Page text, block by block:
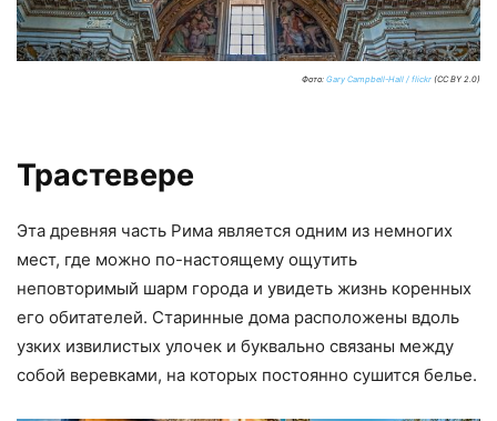
Фото: Gary Campbell-Hall / flickr (CC BY 2.0)
Трастевере
Эта древняя часть Рима является одним из немногих
мест, где можно по-настоящему ощутить
неповторимый шарм города и увидеть жизнь коренных
его обитателей. Старинные дома расположены вдоль
узких извилистых улочек и буквально связаны между
собой веревками, на которых постоянно сушится белье.